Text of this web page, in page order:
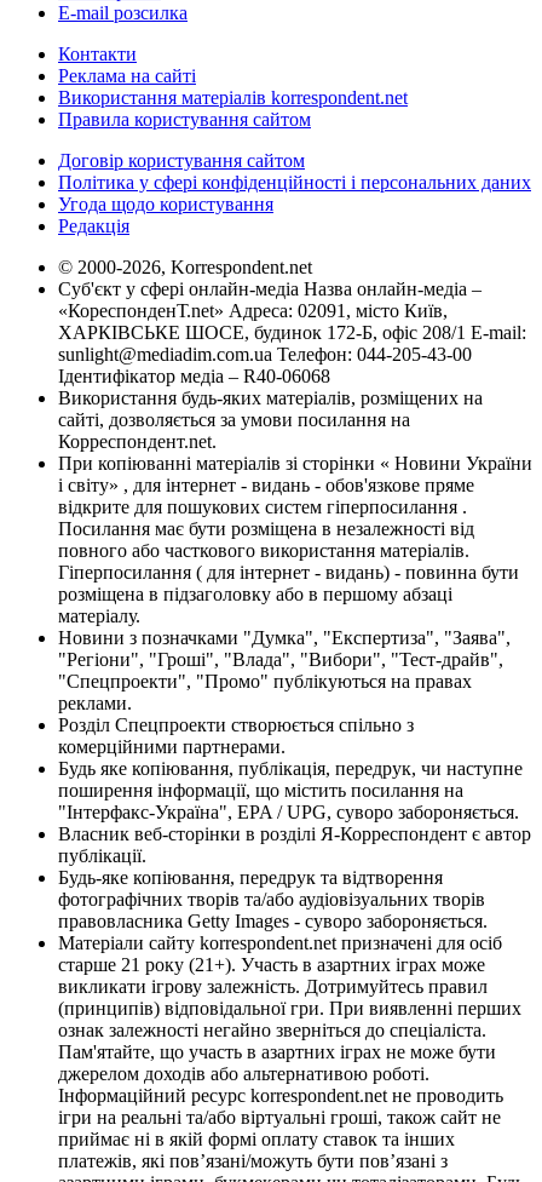
E-mail розсилка
Контакти
Реклама на сайті
Використання матеріалів korrespondent.net
Правила користування сайтом
Договір користування сайтом
Політика у сфері конфіденційності і персональних даних
Угода щодо користування
Редакція
© 2000-2026, Korrespondent.net
Суб'єкт у сфері онлайн-медіа Назва онлайн-медіа –
«КореспонденТ.net» Адреса: 02091, місто Київ,
ХАРКІВСЬКЕ ШОСЕ, будинок 172-Б, офіс 208/1 E-mail:
sunlight@mediadim.com.ua Телефон: 044-205-43-00
Ідентифікатор медіа – R40-06068
Використання будь-яких матеріалів, розміщених на
сайті, дозволяється за умови посилання на
Корреспондент.net.
При копіюванні матеріалів зі сторінки « Новини України
і світу» , для інтернет - видань - обов'язкове пряме
відкрите для пошукових систем гіперпосилання .
Посилання має бути розміщена в незалежності від
повного або часткового використання матеріалів.
Гіперпосилання ( для інтернет - видань) - повинна бути
розміщена в підзаголовку або в першому абзаці
матеріалу.
Новини з позначками "Думка", "Експертиза", "Заява",
"Регіони", "Гроші", "Влада", "Вибори", "Тест-драйв",
"Спецпроекти", "Промо" публікуються на правах
реклами.
Розділ Спецпроекти створюється спільно з
комерційними партнерами.
Будь яке копіювання, публікація, передрук, чи наступне
поширення інформації, що містить посилання на
"Інтерфакс-Україна", EPA / UPG, суворо забороняється.
Власник веб-сторінки в розділі Я-Корреспондент є автор
публікації.
Будь-яке копіювання, передрук та відтворення
фотографічних творів та/або аудіовізуальних творів
правовласника Getty Images - суворо забороняється.
Матеріали сайту korrespondent.net призначені для осіб
старше 21 року (21+). Участь в азартних іграх може
викликати ігрову залежність. Дотримуйтесь правил
(принципів) відповідальної гри. При виявленні перших
ознак залежності негайно зверніться до спеціаліста.
Пам'ятайте, що участь в азартних іграх не може бути
джерелом доходів або альтернативою роботі.
Інформаційний ресурс korrespondent.net не проводить
ігри на реальні та/або віртуальні гроші, також сайт не
приймає ні в якій формі оплату ставок та інших
платежів, які пов’язані/можуть бути пов’язані з